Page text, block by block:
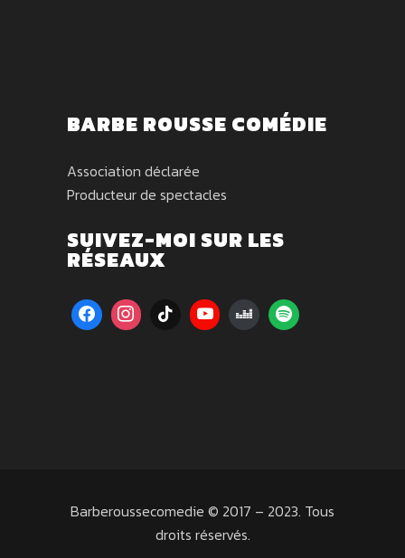
BARBE ROUSSE COMÉDIE
Association déclarée
Producteur de spectacles
SUIVEZ-MOI SUR LES
RÉSEAUX
Barberoussecomedie © 2017 – 2023. Tous
droits réservés.